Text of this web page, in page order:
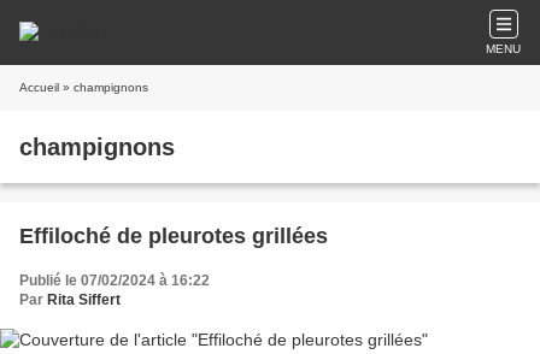
MENU
Accueil » champignons
champignons
Effiloché de pleurotes grillées
Publié le 07/02/2024 à 16:22
Par Rita Siffert